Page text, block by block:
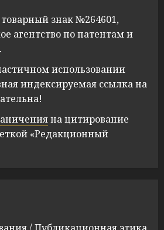
знак №264601,
агентство по патентам и
использовании
индексируемая ссылка на
на цитирование
«Редакционный